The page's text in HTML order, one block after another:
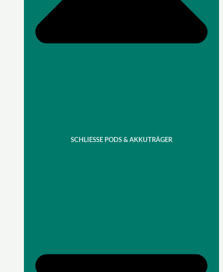
SCHLIESSE PODS & AKKUTRÄGER